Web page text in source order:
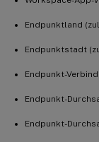
Endpunktland
Endpunktstadt
Endpunkt-
Endpunkt-
Endpunkt-